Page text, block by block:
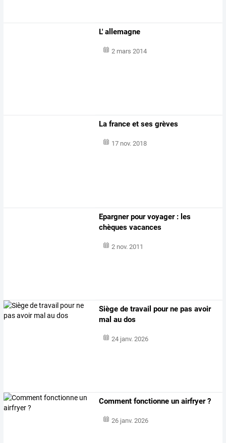
L' allemagne
2 mars 2014
La france et ses grèves
17 nov. 2018
Epargner pour voyager : les
chèques vacances
2 nov. 2011
Siège de travail pour ne pas avoir
mal au dos
24 janv. 2026
Comment fonctionne un airfryer ?
26 janv. 2026